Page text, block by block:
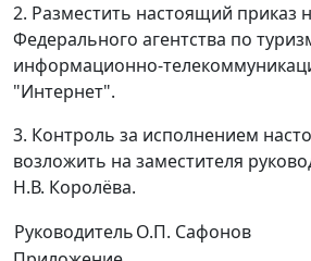
2. Разместить настоящий приказ
Федерального агентства по
информационно-
"Интернет".
3. Контроль за исполнением
возложить на заместителя
Н.В. Королёва.
РуководительО.П. Сафонов